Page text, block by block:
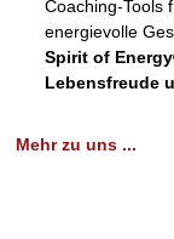
Coaching-Tools
energievolle
Spirit of
Lebensfreude
Mehr zu uns ...